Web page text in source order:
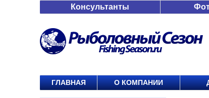
Консультанты
ГЛАВНАЯ О КОМПАНИИ